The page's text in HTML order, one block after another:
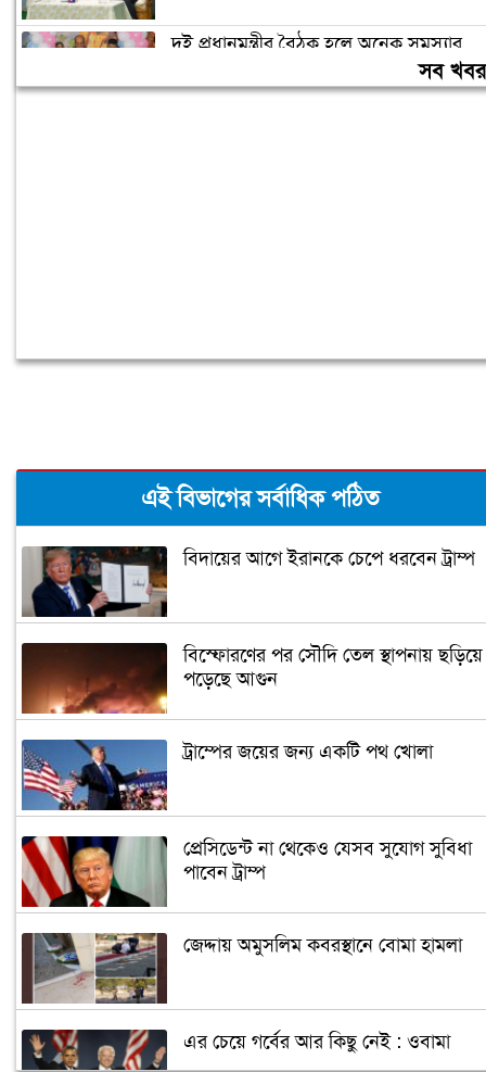
দুই প্রধানমন্ত্রীর বৈঠক হলে অনেক সমস্যার
সব
এই বিভাগের সর্বাধিক পঠিত
বিদায়ের আগে ইরানকে চেপে ধরবেন ট্রাম্প
বিস্ফোরণের পর সৌদি তেল স্থাপনায় ছড়িয়ে
পড়েছে আগুন
ট্রাম্পের জয়ের জন্য একটি পথ খোলা
প্রেসিডেন্ট না থেকেও যেসব সুযোগ সুবিধা
পাবেন ট্রাম্প
জেদ্দায় অমুসলিম কবরস্থানে বোমা হামলা
এর চেয়ে গর্বের আর কিছু নেই : ওবামা